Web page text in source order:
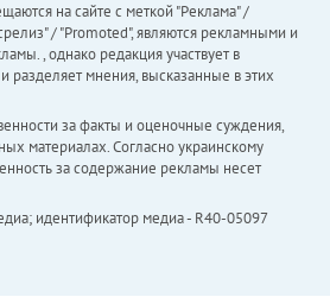
на сайте с меткой "Реклама" /
/ "Promoted", являются рекламными и
, однако редакция участвует в
разделяет мнения, высказанные в этих
за факты и оценочные суждения,
материалах. Согласно украинскому
за содержание рекламы несет
идентификатор медиа - R40-05097